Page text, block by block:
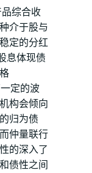
品综合收
介于股与
定的分红
息体现债
定的波
构会倾向
归为债
仲量联行
的深入了
债性之间